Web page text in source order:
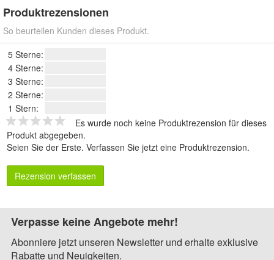
Produktrezensionen
So beurteilen Kunden dieses Produkt.
5 Sterne:
4 Sterne:
3 Sterne:
2 Sterne:
1 Stern:
Es wurde noch keine Produktrezension für dieses
Produkt abgegeben.
Seien Sie der Erste. Verfassen Sie jetzt eine Produktrezension.
Rezension verfassen
Verpasse keine Angebote mehr!
Abonniere jetzt unseren Newsletter und erhalte exklusive
Rabatte und Neuigkeiten.